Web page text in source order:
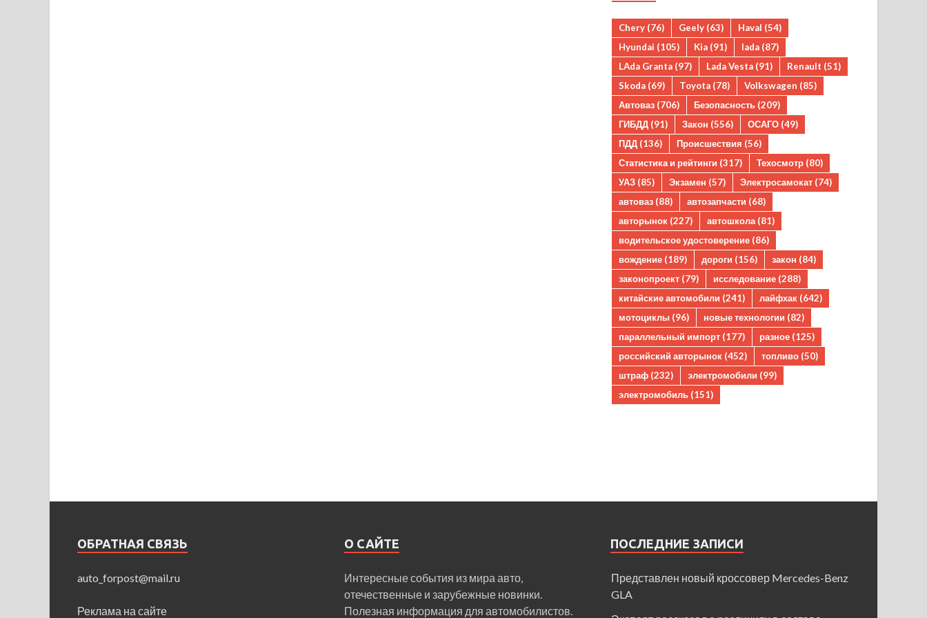
Chery (76) Geely (63) Haval (54)
Hyundai (105) Kia (91) lada (87)
LAda Granta (97) Lada Vesta (91) Renault (51)
Skoda (69) Toyota (78) Volkswagen (85)
Автоваз (706) Безопасность (209)
ГИБДД (91) Закон (556) ОСАГО (49)
ПДД (136) Происшествия (56)
Статистика и рейтинги (317) Техосмотр (80)
УАЗ (85) Экзамен (57) Электросамокат (74)
автоваз (88) автозапчасти (68)
авторынок (227) автошкола (81)
водительское удостоверение (86)
вождение (189) дороги (156) закон (84)
законопроект (79) исследование (288)
китайские автомобили (241) лайфхак (642)
мотоциклы (96) новые технологии (82)
параллельный импорт (177) разное (125)
российский авторынок (452) топливо (50)
штраф (232) электромобили (99)
электромобиль (151)
ОБРАТНАЯ СВЯЗЬ
auto_forpost@mail.ru
Реклама на сайте
О САЙТЕ
Интересные события из мира авто,
отечественные и зарубежные новинки.
Полезная информация для автомобилистов.
ПОСЛЕДНИЕ ЗАПИСИ
Представлен новый кроссовер Mercedes-Benz
GLA